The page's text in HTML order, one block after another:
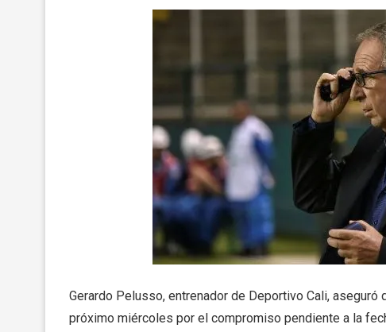
Gerardo Pelusso, entrenador de Deportivo Cali,
próximo miércoles por el compromiso pendiente a la